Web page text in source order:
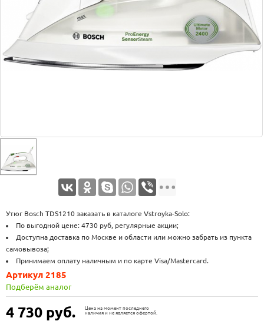
Доставка
Возврат
обмен
Акции
Утюг Bosch TDS1210 заказать в каталоге Vstroyka-Solo:
По выгодной цене: 4730 руб, регулярные акции;
Доступна доставка по Москве и области или можно забрать из пункта
самовывоза;
Принимаем оплату наличным и по карте Visa/Mastercard.
4 730 руб.
Цена на момент последнего
наличия и не является офертой.
Артикул 2185
Подберём аналог